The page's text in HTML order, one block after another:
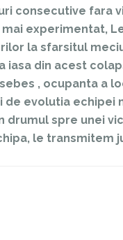
consecutive fara
experimentat,
la sfarsitul
iasa din acest
, ocupanta a
evolutia echipei
drumul spre unei
le transmitem